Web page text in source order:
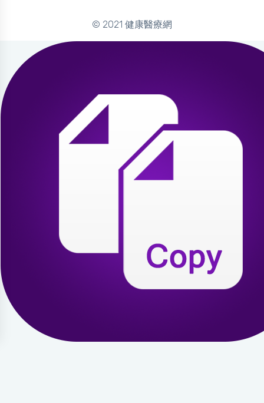
© 2021 健康醫療網